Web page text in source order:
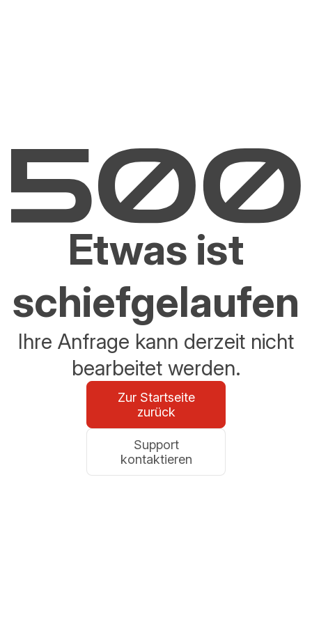
Etwas ist
schiefgelaufen
Ihre Anfrage kann derzeit nicht
bearbeitet werden.
Zur Startseite
zurück
Support
kontaktieren